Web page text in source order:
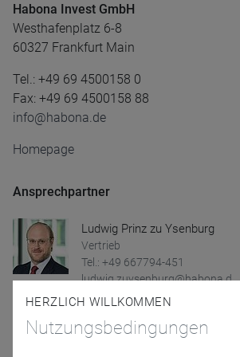
Habona Invest GmbH
Westhafenplatz 6-8
60327 Frankfurt Main
Tel.: +49 69 4500158 0
Fax: +49 69 4500158 88
info@habona.de
Homepage
Ansprechpartner
Ludwig Prinz zu Ysenburg
Vertrieb
Tel.: +49 667794-451
ludwig.zuysenburg@habona.d...
Newsletter
HERZLICH WILLKOMMEN
Nutzungsbedingungen